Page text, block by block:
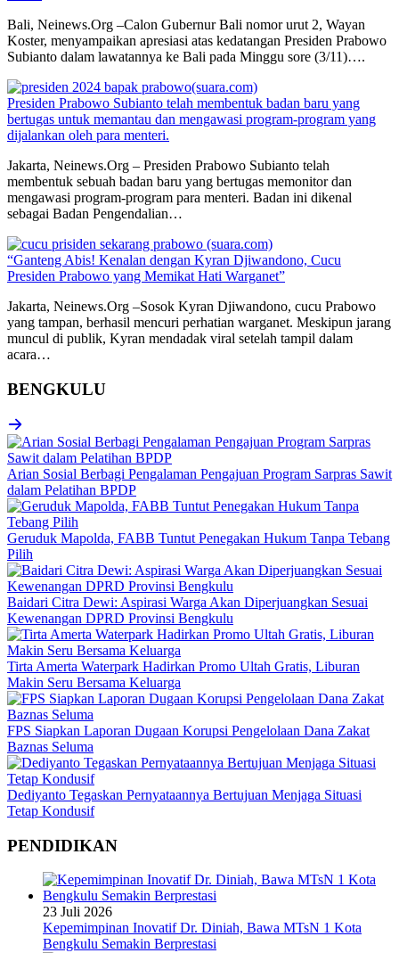
Bali, Neinews.Org –Calon Gubernur Bali nomor urut 2, Wayan
Koster, menyampaikan apresiasi atas kedatangan Presiden Prabowo
Subianto dalam lawatannya ke Bali pada Minggu sore (3/11)….
Presiden Prabowo Subianto telah membentuk badan baru yang
bertugas untuk memantau dan mengawasi program-program yang
dijalankan oleh para menteri.
Jakarta, Neinews.Org – Presiden Prabowo Subianto telah
membentuk sebuah badan baru yang bertugas memonitor dan
mengawasi program-program para menteri. Badan ini dikenal
sebagai Badan Pengendalian…
“Ganteng Abis! Kenalan dengan Kyran Djiwandono, Cucu
Presiden Prabowo yang Memikat Hati Warganet”
Jakarta, Neinews.Org –Sosok Kyran Djiwandono, cucu Prabowo
yang tampan, berhasil mencuri perhatian warganet. Meskipun jarang
muncul di publik, Kyran mendadak viral setelah tampil dalam
acara…
BENGKULU
Arian Sosial Berbagi Pengalaman Pengajuan Program Sarpras Sawit
dalam Pelatihan BPDP
Geruduk Mapolda, FABB Tuntut Penegakan Hukum Tanpa Tebang
Pilih
Baidari Citra Dewi: Aspirasi Warga Akan Diperjuangkan Sesuai
Kewenangan DPRD Provinsi Bengkulu
Tirta Amerta Waterpark Hadirkan Promo Ultah Gratis, Liburan
Makin Seru Bersama Keluarga
FPS Siapkan Laporan Dugaan Korupsi Pengelolaan Dana Zakat
Baznas Seluma
Dediyanto Tegaskan Pernyataannya Bertujuan Menjaga Situasi
Tetap Kondusif
PENDIDIKAN
23 Juli 2026
Kepemimpinan Inovatif Dr. Diniah, Bawa MTsN 1 Kota
Bengkulu Semakin Berprestasi